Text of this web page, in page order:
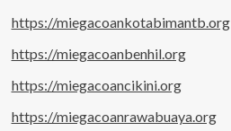
https://miegacoankotabimantb.org
https://miegacoanbenhil.org
https://miegacoancikini.org
https://miegacoanrawabuaya.org